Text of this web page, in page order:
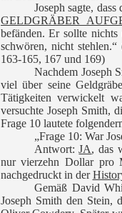
Joseph sagte,
GELDGRÄBER
befänden. Er sollte
schwören, nicht
163-165, 167 und 169)
Nachdem Joseph
viel über seine
Tätigkeiten verwickelt
versuchte Joseph Smith,
Frage 10 lautete
„Frage 10: War
Antwort:JA, das
nur vierzehn Dollar pro
nachgedruckt in der
Gemäß David
Joseph Smith den Stein,